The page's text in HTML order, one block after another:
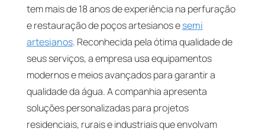
tem mais de 18 anos de experiência na perfuração
e restauração de poços artesianos esemi
artesianos. Reconhecida pela ótima qualidade de
seus serviços, a empresa usa equipamentos
modernos e meios avançados para garantir a
qualidade da água. A companhia apresenta
soluções personalizadas para projetos
residenciais, rurais e industriais que envolvam